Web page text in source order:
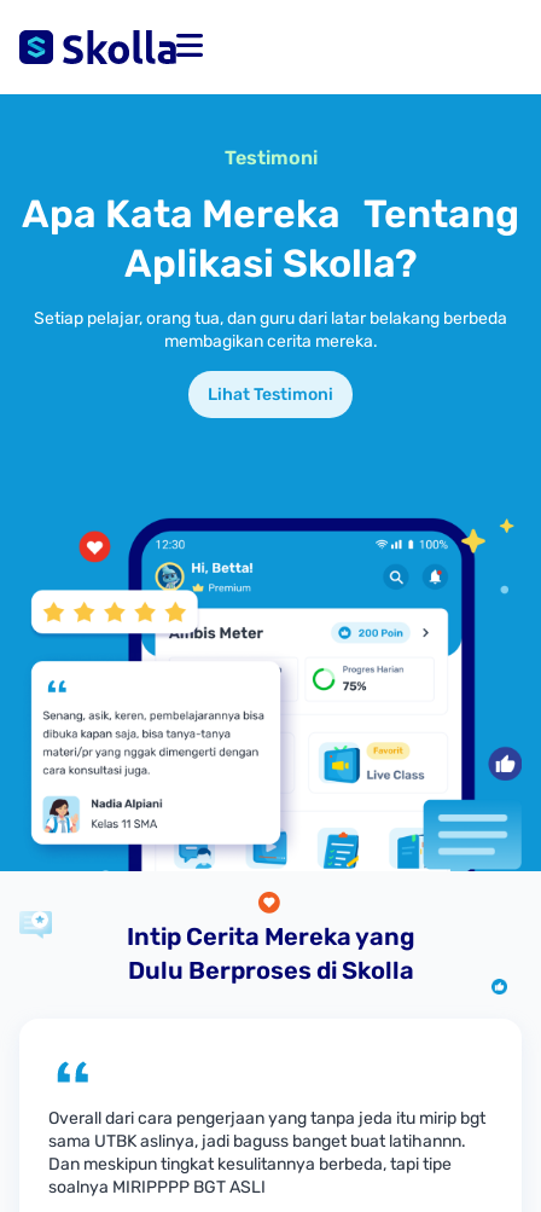
Testimoni
Apa Kata Mereka Tentang
Aplikasi Skolla?
Setiap pelajar, orang tua, dan guru dari latar belakang berbeda
membagikan cerita mereka.
Lihat Testimoni
Intip Cerita Mereka yang
Dulu Berproses di Skolla
Overall dari cara pengerjaan yang tanpa jeda itu mirip bgt
sama UTBK aslinya, jadi baguss banget buat latihannn.
Dan meskipun tingkat kesulitannya berbeda, tapi tipe
soalnya MIRIPPPP BGT ASLI